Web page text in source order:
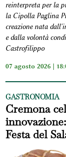
reinterpreta per la
la Cipolla Paglina
creazione nata
e dalla volontà
Castrofilippo
07 agosto 2026 |
GASTRONOMIA
Cremona
Festa del